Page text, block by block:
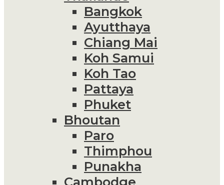
Bangkok
Ayutthaya
Chiang Mai
Koh Samui
Koh Tao
Pattaya
Phuket
Bhoutan
Paro
Thimphou
Punakha
Cambodge